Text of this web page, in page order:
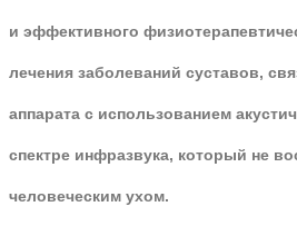
и эффективного
лечения заболеваний суставов,
аппарата с использованием
спектре инфразвука, который не
человеческим ухом.